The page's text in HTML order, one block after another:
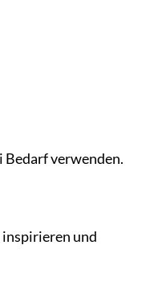
Bedarf verwenden.
inspirieren und